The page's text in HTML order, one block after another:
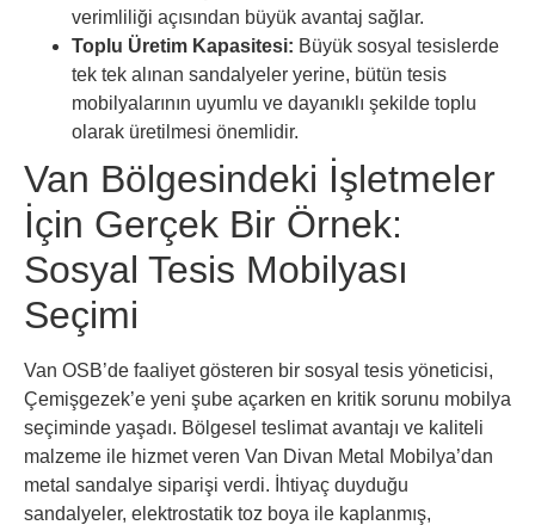
verimliliği açısından büyük avantaj sağlar.
Toplu Üretim Kapasitesi: Büyük sosyal tesislerde
tek tek alınan sandalyeler yerine, bütün tesis
mobilyalarının uyumlu ve dayanıklı şekilde toplu
olarak üretilmesi önemlidir.
Van Bölgesindeki İşletmeler
İçin Gerçek Bir Örnek:
Sosyal Tesis Mobilyası
Seçimi
Van OSB’de faaliyet gösteren bir sosyal tesis yöneticisi,
Çemişgezek’e yeni şube açarken en kritik sorunu mobilya
seçiminde yaşadı. Bölgesel teslimat avantajı ve kaliteli
malzeme ile hizmet veren Van Divan Metal Mobilya’dan
metal sandalye siparişi verdi. İhtiyaç duyduğu
sandalyeler, elektrostatik toz boya ile kaplanmış,